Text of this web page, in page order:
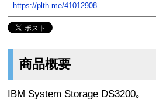
https://plth.me/41012908
商品概要
IBM System Storage DS3200｡